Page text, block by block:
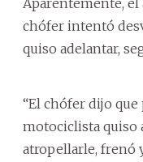
chófer intentó
quiso adelantar,
“El chófer dijo
motociclista quiso
atropellarle, frenó